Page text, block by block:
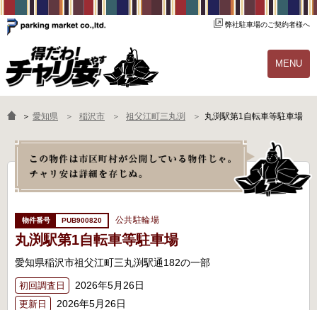
弊社駐車場のご契約者様へ
MENU
物件一覧 ご契約の流れ
よくあるご質問 駐輪場オーナー様へ
＞ 愛知県 稲沢市 祖父江町三丸渕 丸渕駅第1自転車等駐車場
PUB900820 公共駐輪場
丸渕駅第1自転車等駐車場
愛知県稲沢市祖父江町三丸渕駅通182の一部
初回調査日 2026年5月26日
更新日 2026年5月26日